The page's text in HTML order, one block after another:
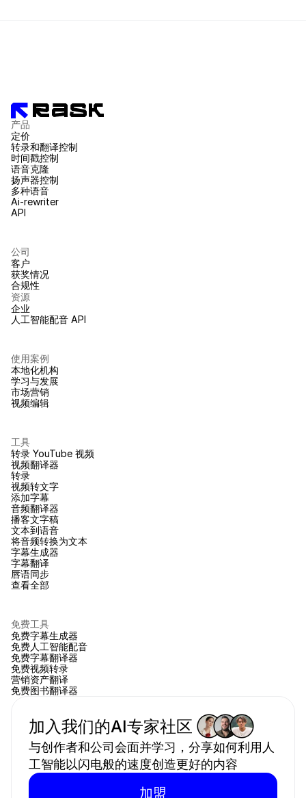
产品
定价
转录和翻译控制
时间戳控制
语音克隆
扬声器控制
多种语音
Ai-rewriter
API
公司
客户
获奖情况
合规性
资源
企业
人工智能配音 API
使用案例
本地化机构
学习与发展
市场营销
视频编辑
工具
转录 YouTube 视频
视频翻译器
转录
视频转文字
添加字幕
音频翻译器
播客文字稿
文本到语音
将音频转换为文本
字幕生成器
字幕翻译
唇语同步
查看全部
免费工具
免费字幕生成器
免费人工智能配音
免费字幕翻译器
免费视频转录
营销资产翻译
免费图书翻译器
加入我们的AI专家社区
与创作者和公司会面并学习，分享如何利用人
工智能以闪电般的速度创造更好的内容
加盟